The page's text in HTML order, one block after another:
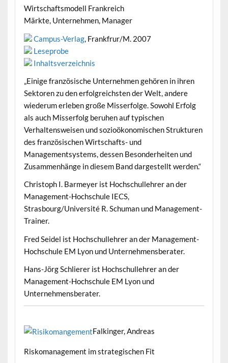
Wirtschaftsmodell Frankreich
Märkte, Unternehmen, Manager
Campus-Verlag, Frankfrur/M. 2007
Leseprobe
Inhaltsverzeichnis
„Einige französische Unternehmen gehören in ihren
Sektoren zu den erfolgreichsten der Welt, andere
wiederum erleben große Misserfolge. Sowohl Erfolg
als auch Misserfolg beruhen auf typischen
Verhaltensweisen und sozioökonomischen Strukturen
des französischen Wirtschafts- und
Managementsystems, dessen Besonderheiten und
Zusammenhänge in diesem Band dargestellt werden.“
Christoph I. Barmeyer ist Hochschullehrer an der
Management-Hochschule IECS,
Strasbourg/Université R. Schuman und Management-
Trainer.
Fred Seidel ist Hochschullehrer an der Management-
Hochschule EM Lyon und Unternehmensberater.
Hans-Jörg Schlierer ist Hochschullehrer an der
Management-Hochschule EM Lyon und
Unternehmensberater.
Falkinger, Andreas
Riskomanagement im strategischen Fit